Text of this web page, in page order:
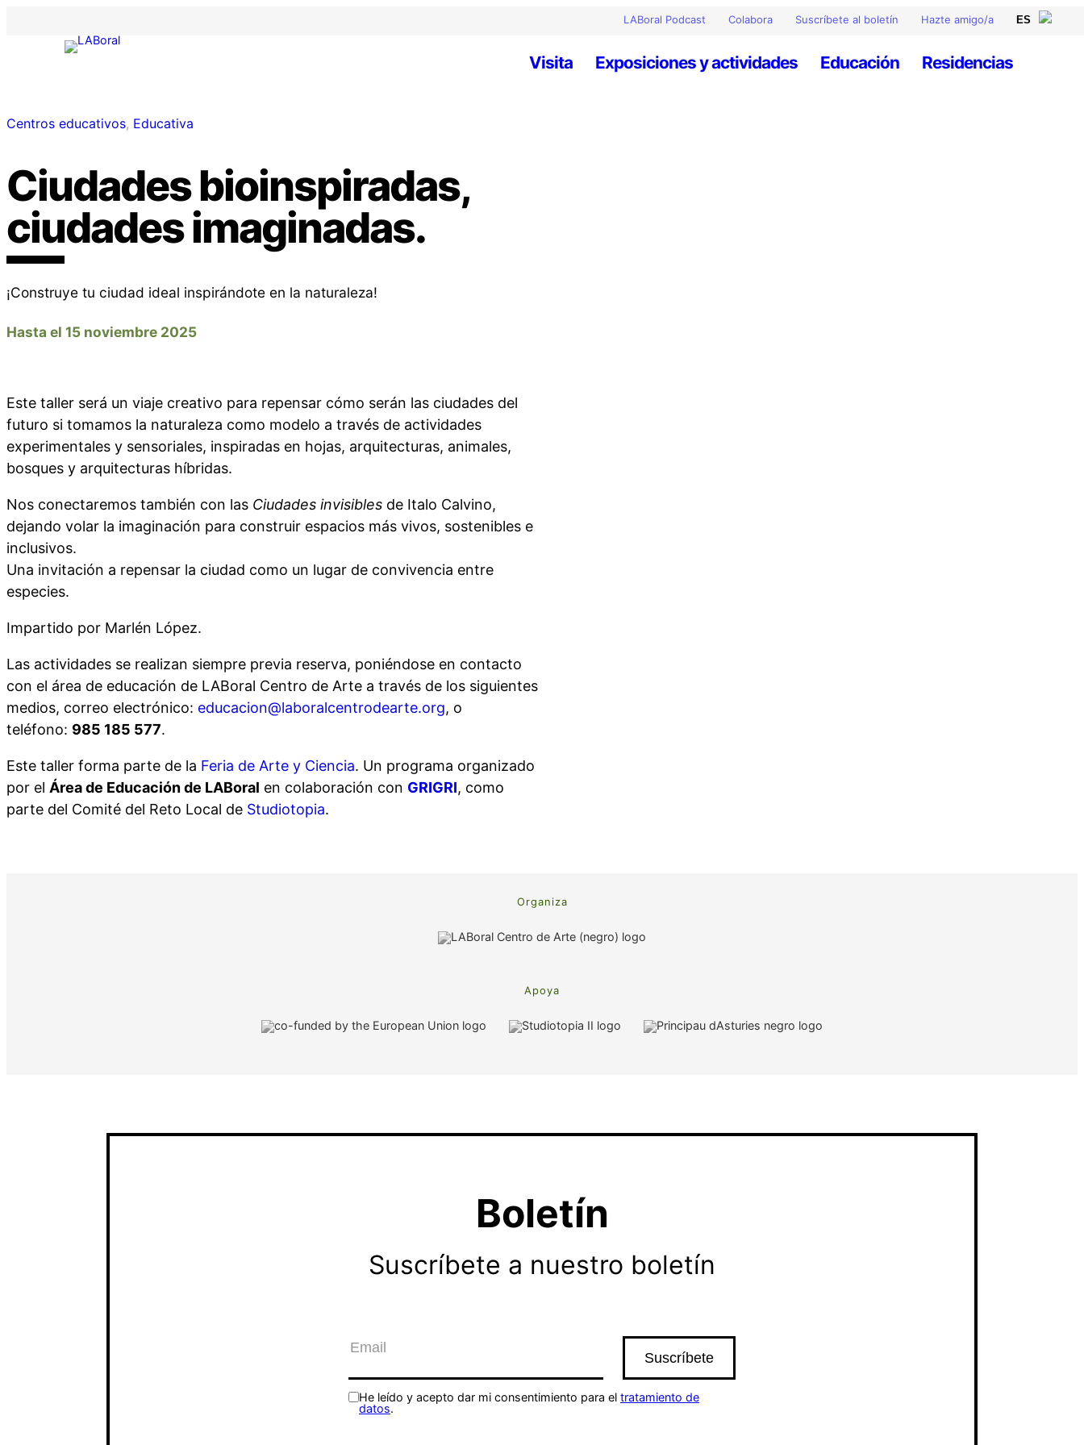
LABoral Podcast Colabora Suscríbete al boletín Hazte amigo/a
Visita Exposiciones y actividades Educación Residencias
Centros educativos, Educativa
Ciudades bioinspiradas,
ciudades imaginadas.
¡Construye tu ciudad ideal inspirándote en la naturaleza!
Hasta el 15 noviembre 2025
Este taller será un viaje creativo para repensar cómo serán las ciudades del
futuro si tomamos la naturaleza como modelo a través de actividades
experimentales y sensoriales, inspiradas en hojas, arquitecturas, animales,
bosques y arquitecturas híbridas.
Nos conectaremos también con las Ciudades invisibles de Italo Calvino,
dejando volar la imaginación para construir espacios más vivos, sostenibles e
inclusivos.
Una invitación a repensar la ciudad como un lugar de convivencia entre
especies.
Impartido por Marlén López.
Las actividades se realizan siempre previa reserva, poniéndose en contacto
con el área de educación de LABoral Centro de Arte a través de los siguientes
medios, correo electrónico: educacion@laboralcentrodearte.org, o
teléfono: 985 185 577.
Este taller forma parte de la Feria de Arte y Ciencia. Un programa organizado
por el Área de Educación de LABoral en colaboración con GRIGRI, como
parte del Comité del Reto Local de Studiotopia.
Organiza
Apoya
Boletín
Suscríbete a nuestro boletín
He leído y acepto dar mi consentimiento para el tratamiento de
datos.